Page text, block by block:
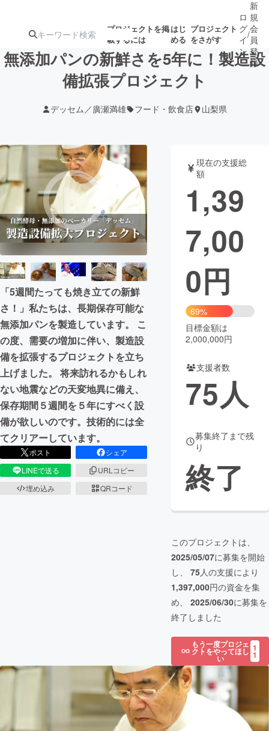
プロジェクトを掲
載するには
はじ
める
プロジェクト
をさがす
ターン
注目の新着プロ
ジェクト
募集終了が近いプ
ロジェクト
もうすぐ公開
されます
アート・写真 音楽
テクノロジー・ガジェット ゲーム・サ
映像・映画
ビジネス・起業
まちづくり・地域活性化
CAMPFIRE for Social Good
CAMPFIRE Creation
CAMPFIREふるさと納税machi-ya コミュニティ
ロ
グ
イ
ン
/
新
規
会
員
登
録
無添加パンの新鮮さを5年に！製造設
備拡張プロジェクト
デッセム／廣瀬満雄 フード・飲食店 山梨県
「5週間たっても焼き立ての新鮮
さ！」私たちは、長期保存可能な
無添加パンを製造しています。 こ
の度、需要の増加に伴い、製造設
備を拡張するプロジェクトを立ち
上げました。 将来訪れるかもしれ
ない地震などの天変地異に備え、
保存期間５週間を５年にすべく設
備が欲しいのです。技術的には全
てクリアーしています。
ポスト
シェア
LINEで送る
URLコピー
埋め込み
QRコード
現在の支援総
額
1,39
7,00
0円
69%
目標金額は
2,000,000円
支援者数
75人
募集終了まで残
り
終了
このプロジェクトは、
2025/05/07に募集を開始
し、 75人の支援により
1,397,000円の資金を集
め、 2025/06/30に募集を
終了しました
もう一度プロジェ
クトをやってほし
い
1
1